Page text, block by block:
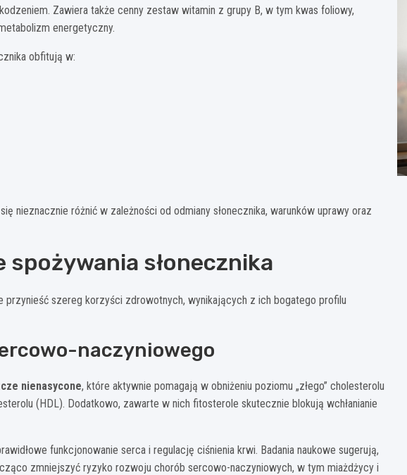
Zawiera także cenny zestaw witamin z grupy B, w tym kwas foliowy,
energetyczny.
obfitują w:
nieznacznie różnić w zależności od odmiany słonecznika, warunków uprawy oraz
słonecznika
przynieść szereg korzyści zdrowotnych, wynikających z ich bogatego profilu
naczyniowego
nienasycone, które aktywnie pomagają w obniżeniu poziomu „złego” cholesterolu
(HDL). Dodatkowo, zawarte w nich fitosterole skutecznie blokują wchłanianie
funkcjonowanie serca i regulację ciśnienia krwi. Badania naukowe sugerują,
zmniejszyć ryzyko rozwoju chorób sercowo-naczyniowych, w tym miażdżycy i